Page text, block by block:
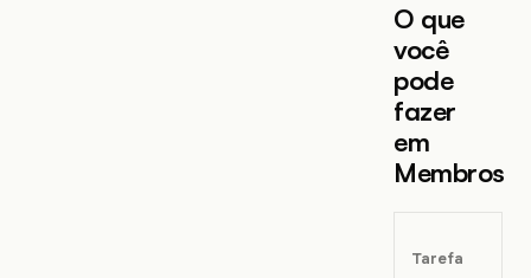
O que
você
pode
fazer
em
Membros
Tarefa